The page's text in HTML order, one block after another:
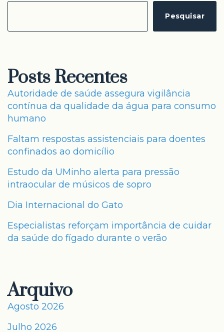
Pesquisar
Posts Recentes
Autoridade de saúde assegura vigilância
contínua da qualidade da água para consumo
humano
Faltam respostas assistenciais para doentes
confinados ao domicílio
Estudo da UMinho alerta para pressão
intraocular de músicos de sopro
Dia Internacional do Gato
Especialistas reforçam importância de cuidar
da saúde do fígado durante o verão
Arquivo
Agosto 2026
Julho 2026